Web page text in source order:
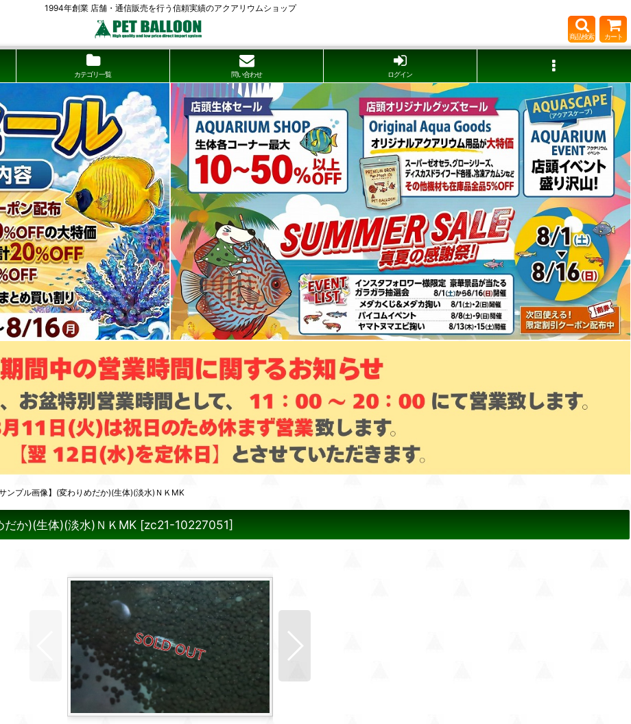
1994年創業 店舗・通信販売を行う信頼実績のアクアリウムショップ
商品検索 カート
カテゴリ一覧 問い合わせ ログイン
ンプル画像】(変わりめだか)(生体)(淡水)ＮＫMK
だか)(生体)(淡水)ＮＫMK [zc21-10227051]